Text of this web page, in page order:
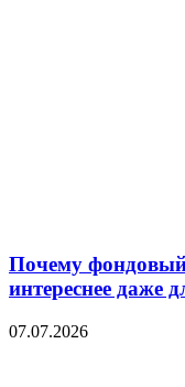
Почему фондовый
интереснее даже
07.07.2026